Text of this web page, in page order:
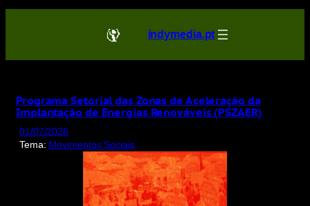
Saltar
conteúdo
indymedia.pt
Programa Setorial das Zonas de Aceleração da
Implantação de Energias Renováveis (PSZAER)
01/07/2026
Tema: Movimentos Sociais